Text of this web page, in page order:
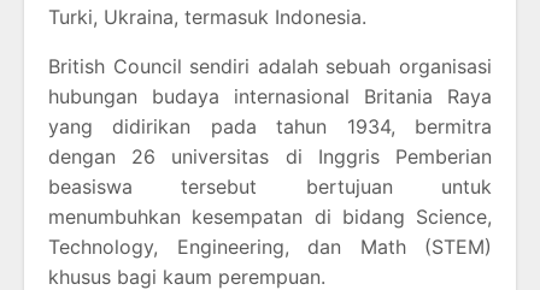
Turki, Ukraina, termasuk Indonesia.
British Council sendiri adalah sebuah organisasi
hubungan budaya internasional Britania Raya
yang didirikan pada tahun 1934, bermitra
dengan 26 universitas di Inggris Pemberian
beasiswa tersebut bertujuan untuk
menumbuhkan kesempatan di bidang Science,
Technology, Engineering, dan Math (STEM)
khusus bagi kaum perempuan.